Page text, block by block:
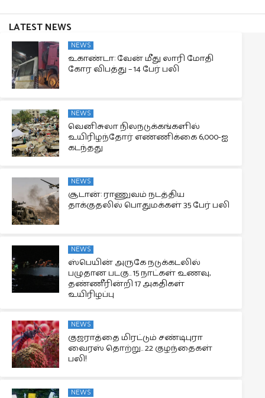
LATEST NEWS
NEWS
உகாண்டா: வேன் மீது லாரி மோதி
கோர விபத்து – 14 பேர் பலி
NEWS
வெனிசுலா நிலநடுக்கங்களில்
உயிரிழந்தோர் எண்ணிக்கை 6,000-ஐ
கடந்தது
NEWS
சூடான்: ராணுவம் நடத்திய
தாக்குதலில் பொதுமக்கள் 35 பேர் பலி
NEWS
ஸ்பெயின் அருகே நடுக்கடலில்
பழுதான படகு.. 15 நாட்கள் உணவு,
தண்ணீரின்றி 17 அகதிகள்
உயிரிழப்பு
NEWS
குஜராத்தை மிரட்டும் சண்டிபுரா
வைரஸ் தொற்று.. 22 குழந்தைகள்
பலி!
NEWS